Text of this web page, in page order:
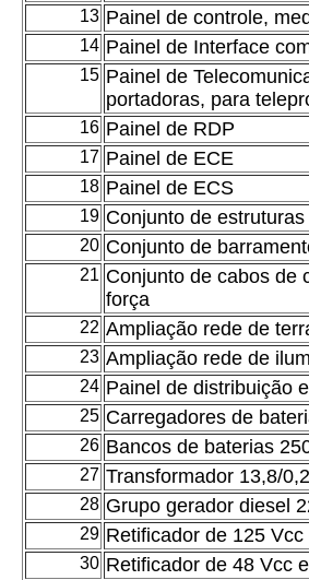
13 Painel de controle,
14 Painel de Interface
15 Painel de
portadoras, para
16 Painel de RDP
17 Painel de ECE
18 Painel de ECS
19 Conjunto de estruturas
20 Conjunto de
21 Conjunto de cabos de
força
22 Ampliação rede de
23 Ampliação rede de
24 Painel de distribuição
25 Carregadores de
26 Bancos de baterias
27 Transformador 13,8/
28 Grupo gerador diesel
29 Retificador de 125
30 Retificador de 48 Vcc